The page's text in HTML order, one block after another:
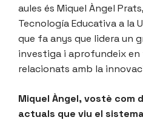
aules és Miquel Àngel
Tecnología Educativa a la
que fa anys que lidera un
investiga i aprofundeix
relacionats amb la
Miquel Àngel, vostè com
actuals que viu el